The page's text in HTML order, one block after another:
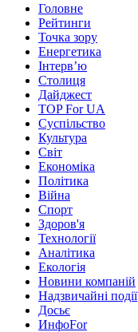
Головне
Рейтинги
Точка зору
Енергетика
Інтерв’ю
Столиця
Дайджест
TOP For UA
Суспiльство
Культура
Світ
Економіка
Політика
Війна
Спорт
Здоров'я
Технології
Аналітика
Екологія
Новини компаній
Надзвичайні події
Досьє
ИнфоFor